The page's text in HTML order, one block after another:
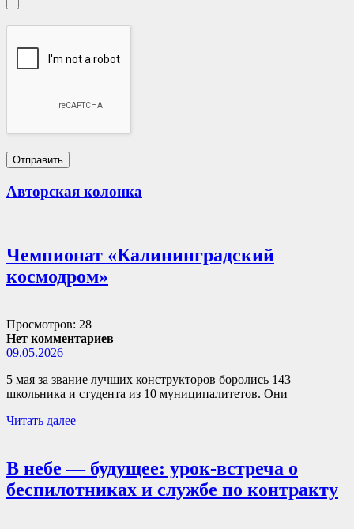
Авторская колонка
Чемпионат «Калининградский
космодром»
Просмотров: 28
Нет комментариев
09.05.2026
5 мая за звание лучших конструкторов боролись 143
школьника и студента из 10 муниципалитетов. Они
Читать далее
В небе — будущее: урок-встреча о
беспилотниках и службе по контракту